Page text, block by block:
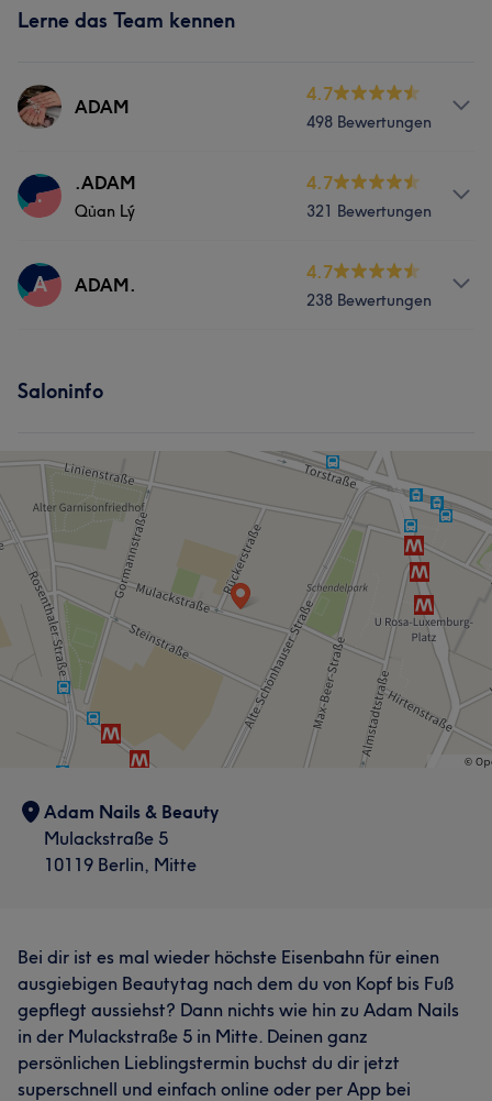
Lerne das Team kennen
ADAM
4.7
498 Bewertungen
Services
Portfolio
. .ADAM
Qủan Lý
4.7
321 Bewertungen
Services
Portfolio
Was unsere Kunden über .ADAM sagen
A ADAM.
4.7
238 Bewertungen
Portfolio
Saloninfo
Adam Nails & Beauty
Mulackstraße 5
10119 Berlin, Mitte
Bei dir ist es mal wieder höchste Eisenbahn für einen
ausgiebigen Beautytag nach dem du von Kopf bis Fuß
gepflegt aussiehst? Dann nichts wie hin zu Adam Nails
in der Mulackstraße 5 in Mitte. Deinen ganz
persönlichen Lieblingstermin buchst du dir jetzt
superschnell und einfach online oder per App bei